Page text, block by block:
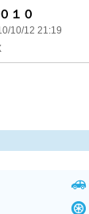
１０
10/12 21:19